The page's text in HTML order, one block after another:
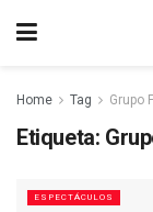
Home Tag Grupo
Etiqueta:
ESPECTÁCULOS